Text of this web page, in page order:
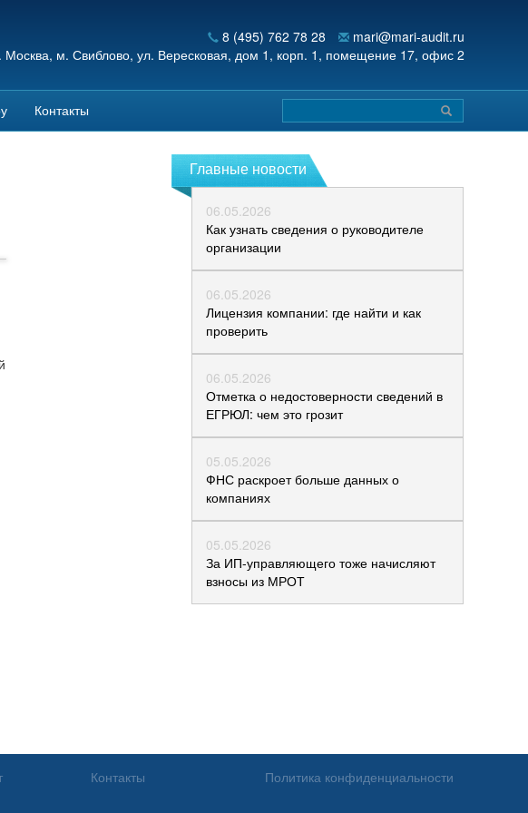
8 (495) 762 78 28
mari@mari-audit.ru
Москва, м. Свиблово, ул. Вересковая, дом 1, корп. 1, помещение 17, офис 2
Контакты
Главные новости
06.05.2026
Как узнать сведения о руководителе
организации
06.05.2026
Лицензия компании: где найти и как
проверить
06.05.2026
Отметка о недостоверности сведений в
ЕГРЮЛ: чем это грозит
05.05.2026
ФНС раскроет больше данных о
компаниях
05.05.2026
За ИП-управляющего тоже начисляют
взносы из МРОТ
Контакты Политика конфиденциальности